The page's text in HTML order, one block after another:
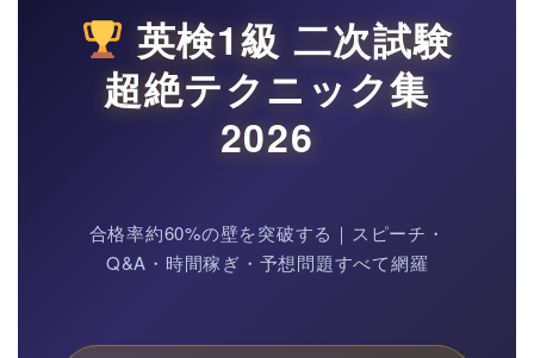
英検1級 二次試験
超絶テクニック集
2026
合格率約60%の壁を突破する｜スピーチ・
Q&A・時間稼ぎ・予想問題すべて網羅